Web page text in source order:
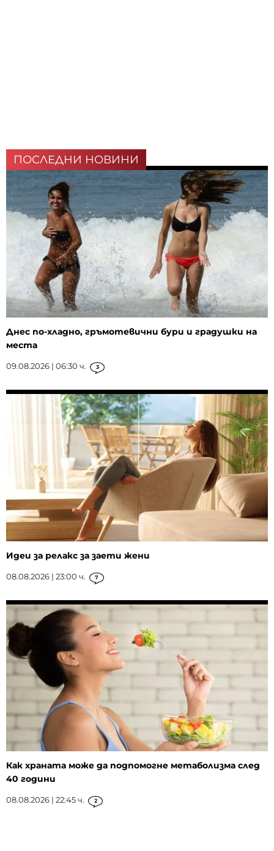
ПОСЛЕДНИ НОВИНИ
Днес по-хладно, гръмотевични бури и градушки на
места
09.08.2026 | 06:30 ч. 3
Идеи за релакс за заети жени
08.08.2026 | 23:00 ч. 7
Как храната може да подпомогне метаболизма след
40 години
08.08.2026 | 22:45 ч. 2